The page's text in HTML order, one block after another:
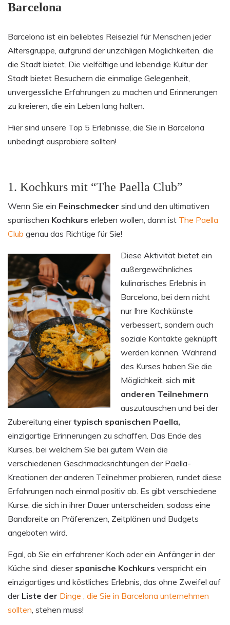
Barcelona
Barcelona ist ein beliebtes Reiseziel für Menschen jeder
Altersgruppe, aufgrund der unzähligen Möglichkeiten, die
die Stadt bietet. Die vielfältige und lebendige Kultur der
Stadt bietet Besuchern die einmalige Gelegenheit,
unvergessliche Erfahrungen zu machen und Erinnerungen
zu kreieren, die ein Leben lang halten.
Hier sind unsere Top 5 Erlebnisse, die Sie in Barcelona
unbedingt ausprobiere sollten!
1. Kochkurs mit “The Paella Club”
Wenn Sie ein Feinschmecker sind und den ultimativen
spanischen Kochkurs erleben wollen, dann ist The Paella
Club genau das Richtige für Sie!
Diese Aktivität bietet ein
außergewöhnliches
kulinarisches Erlebnis in
Barcelona, bei dem nicht
nur Ihre Kochkünste
verbessert, sondern auch
soziale Kontakte geknüpft
werden können. Während
des Kurses haben Sie die
Möglichkeit, sich mit
anderen Teilnehmern
auszutauschen und bei der
Zubereitung einertypisch spanischen Paella,
einzigartige Erinnerungen zu schaffen. Das Ende des
Kurses, bei welchem Sie bei gutem Wein die
verschiedenen Geschmacksrichtungen der Paella-
Kreationen der anderen Teilnehmer probieren, rundet diese
Erfahrungen noch einmal positiv ab. Es gibt verschiedene
Kurse, die sich in ihrer Dauer unterscheiden, sodass eine
Bandbreite an Präferenzen, Zeitplänen und Budgets
angeboten wird.
Egal, ob Sie ein erfahrener Koch oder ein Anfänger in der
Küche sind, dieser spanische Kochkurs verspricht ein
einzigartiges und köstliches Erlebnis, das ohne Zweifel auf
der Liste der Dinge , die Sie in Barcelona unternehmen
sollten , stehen muss!